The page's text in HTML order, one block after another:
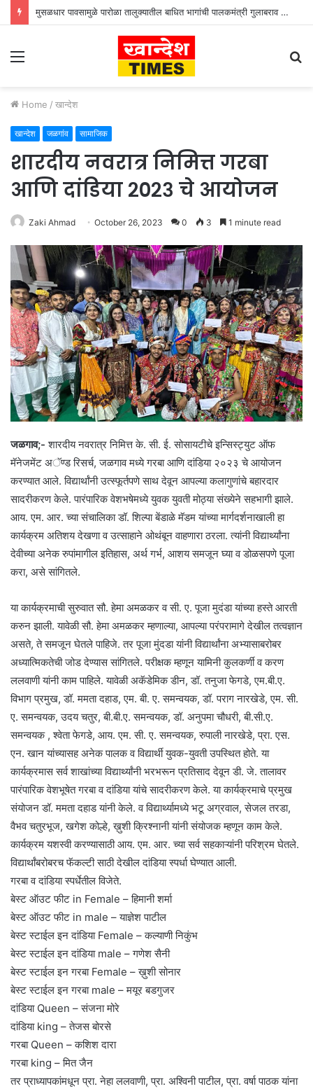
मुसळधार पावसामुळे पारोळा तालुक्यातील बाधित भागांची पालकमंत्री गुलाबराव पाटील जलसंपदा मंत्री गिरीश महाजन यांनी केली पाहणी
Menu
Home / खान्देश
खान्देश जळगांव सामाजिक
शारदीय नवरात्र निमित्त गरबा
आणि दांडिया २०२३ चे आयोजन
Zaki Ahmad October 26, 2023 0 3 1 minute read
जळगाव;- शारदीय नवरात्र निमित्त के. सी. ई. सोसायटीचे इन्सिस्ट्युट ऑफ
मॅनेजमेंट अॅण्ड रिसर्च, जळगाव मध्ये गरबा आणि दांडिया २०२३ चे आयोजन
करण्यात आले. विद्यार्थांनी उत्स्फूर्तपणे साथ देवून आपल्या कलागुणांचे बहारदार
सादरीकरण केले. पारंपारिक वेशभषेमध्ये युवक युवती मोठ्या संख्येने सहभागी झाले.
आय. एम. आर. च्या संचालिका डॉ. शिल्पा बेंडाळे मॅडम यांच्या मार्गदर्शनाखाली हा
कार्यक्रम अतिशय देखणा व उत्साहाने ओथंबून वाहणारा ठरला. त्यांनी विद्यार्थ्यांना
देवीच्या अनेक रुपांमागील इतिहास, अर्थ गर्भ, आशय समजून घ्या व डोळसपणे पूजा
करा, असे सांगितले.
या कार्यक्रमाची सुरुवात सौ. हेमा अमळकर व सी. ए. पूजा मुदंडा यांच्या हस्ते आरती
करुन झाली. यावेळी सौ. हेमा अमळकर म्हणाल्या, आपल्या परंपरामागे देखील तत्वज्ञान
असते, ते समजून घेतले पाहिजे. तर पूजा मुंदडा यांनी विद्यार्थांना अभ्यासाबरोबर
अध्यात्मिकतेची जोड देण्यास सांगितले. परीक्षक म्हणून यामिनी कुलकर्णी व करण
ललवाणी यांनी काम पाहिले. यावेळी अकॅडेमिक डीन, डॉ. तनुजा फेगडे, एम.बी.ए.
विभाग प्रमुख, डॉ. ममता दहाड, एम. बी. ए. समन्वयक, डॉ. पराग नारखेडे, एम. सी.
ए. समन्वयक, उदय चतुर, बी.बी.ए. समन्वयक, डॉ. अनुपमा चौधरी, बी.सी.ए.
समन्वयक , श्वेता फेगडे, आय. एम. सी. ए. समन्वयक, रुपाली नारखेडे, प्रा. एस.
एन. खान यांच्यासह अनेक पालक व विद्यार्थी युवक-युवती उपस्थित होते. या
कार्यक्रमास सर्व शाखांच्या विद्यार्थ्यांनी भरभरून प्रतिसाद देवून डी. जे. तालावर
पारंपारिक वेशभूषेत गरबा व दांडिया यांचे सादरीकरण केले. या कार्यक्रमाचे प्रमुख
संयोजन डॉ. ममता दहाड यांनी केले. व विद्यार्थ्यामध्ये भटू अग्रवाल, सेजल तरडा,
वैभव चतुरभूज, खगेश कोल्हे, ख़ुशी क्रिश्नानी यांनी संयोजक म्हणून काम केले.
कार्यक्रम यशस्वी करण्यासाठी आय. एम. आर. च्या सर्व सहकाऱ्यांनी परिश्रम घेतले.
विद्यार्थांबरोबरच फॅकल्टी साठी देखील दांडिया स्पर्धा घेण्यात आली.
गरबा व दांडिया स्पर्धेतील विजेते.
बेस्ट ऑउट फीट in Female – हिमानी शर्मा
बेस्ट ऑउट फीट in male – याज्ञेश पाटील
बेस्ट स्टाईल इन दांडिया Female – कल्याणी निकुंभ
बेस्ट स्टाईल इन दांडिया male – गणेश सैनी
बेस्ट स्टाईल इन गरबा Female – ख़ुशी सोनार
बेस्ट स्टाईल इन गरबा male – मयूर बडगुजर
दांडिया Queen – संजना मोरे
दांडिया king – तेजस बोरसे
गरबा Queen – कशिश दारा
गरबा king – मित जैन
तर प्राध्यापकांमधून प्रा. नेहा ललवाणी, प्रा. अश्विनी पाटील, प्रा. वर्षा पाठक यांना